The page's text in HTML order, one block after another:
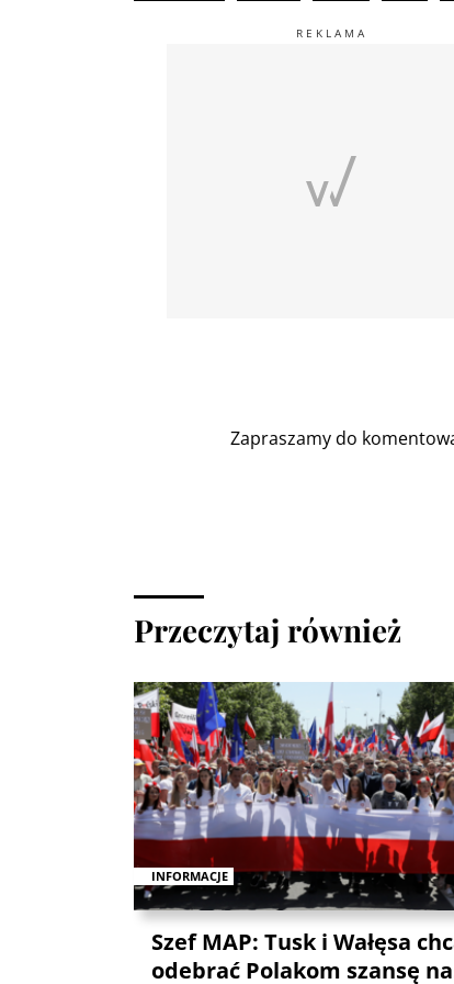
Zapraszamy do
Przeczytaj również
INFORMACJE
Szef MAP: Tusk i Wałęsa
odebrać Polakom szansę